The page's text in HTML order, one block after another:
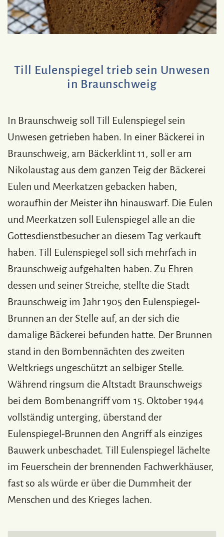
Till Eulenspiegel trieb sein Unwesen
in Braunschweig
In Braunschweig soll Till Eulenspiegel sein
Unwesen getrieben haben. In einer Bäckerei in
Braunschweig, am Bäckerklint 11, soll er am
Nikolaustag aus dem ganzen Teig der Bäckerei
Eulen und Meerkatzen gebacken haben,
woraufhin der Meisterihn hinauswarf. Die Eulen
und Meerkatzen soll Eulenspiegel alle an die
Gottesdienstbesucher an diesem Tag verkauft
haben. Till Eulenspiegel soll sich mehrfach in
Braunschweig aufgehalten haben. Zu Ehren
dessen und seiner Streiche, stellte die Stadt
Braunschweig im Jahr 1905 den Eulenspiegel-
Brunnen an der Stelle auf, an der sich die
damalige Bäckerei befunden hatte. Der Brunnen
stand in den Bombennächten des zweiten
Weltkriegs ungeschützt an selbiger Stelle.
Während ringsum die Altstadt Braunschweigs
bei dem Bombenangriff vom 15. Oktober 1944
vollständig unterging, überstand der
Eulenspiegel-Brunnen den Angriff als einziges
Bauwerk unbeschadet. Till Eulenspiegel lächelte
im Feuerschein der brennenden Fachwerkhäuser,
fast so als würde er über die Dummheit der
Menschen und des Krieges lachen.